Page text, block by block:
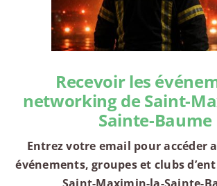
Recevoir les
networking de Saint-
Sainte-Baume
Entrez votre email pour accéder
événements, groupes et clubs